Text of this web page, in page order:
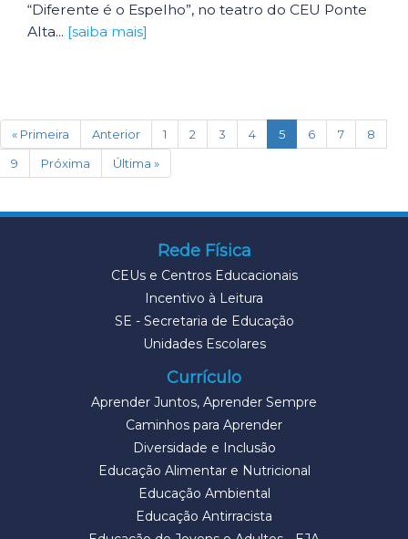
“Diferente é o Espelho”, no teatro do CEU Ponte
Alta... [saiba mais]
« Primeira Anterior 1 2 3 4 5(current)
6 7
8
9
Próxima Última »
Rede Física
CEUs e Centros Educacionais
Incentivo à Leitura
SE - Secretaria de Educação
Unidades Escolares
Currículo
Aprender Juntos, Aprender Sempre
Caminhos para Aprender
Diversidade e Inclusão
Educação Alimentar e Nutricional
Educação Ambiental
Educação Antirracista